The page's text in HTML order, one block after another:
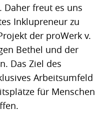
Daher freut es uns
Inklupreneur zu
der proWerk v.
Bethel und der
Das Ziel des
Arbeitsumfeld
für Menschen